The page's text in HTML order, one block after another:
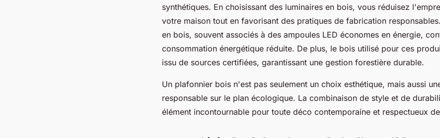
synthétiques. En choisissant des luminaires en bois, vous réduisez
votre maison tout en favorisant des pratiques de fabrication
en bois, souvent associés à des ampoules LED économes en énergie,
consommation énergétique réduite. De plus, le bois utilisé pour ces
issu de sources certifiées, garantissant une gestion forestière durable.
Un plafonnier bois n'est pas seulement un choix esthétique, mais aussi
responsable sur le plan écologique. La combinaison de style et de
élément incontournable pour toute déco contemporaine et respectueux